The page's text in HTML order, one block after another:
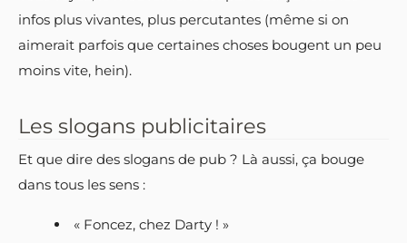
infos plus vivantes, plus percutantes (même si on
aimerait parfois que certaines choses bougent un peu
moins vite, hein).
Les slogans publicitaires
Et que dire des slogans de pub ? Là aussi, ça bouge
dans tous les sens :
« Foncez, chez Darty ! »